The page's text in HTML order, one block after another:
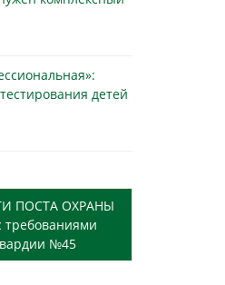
детей
ПОСТА ОХРАНЫ
требованиями
№45